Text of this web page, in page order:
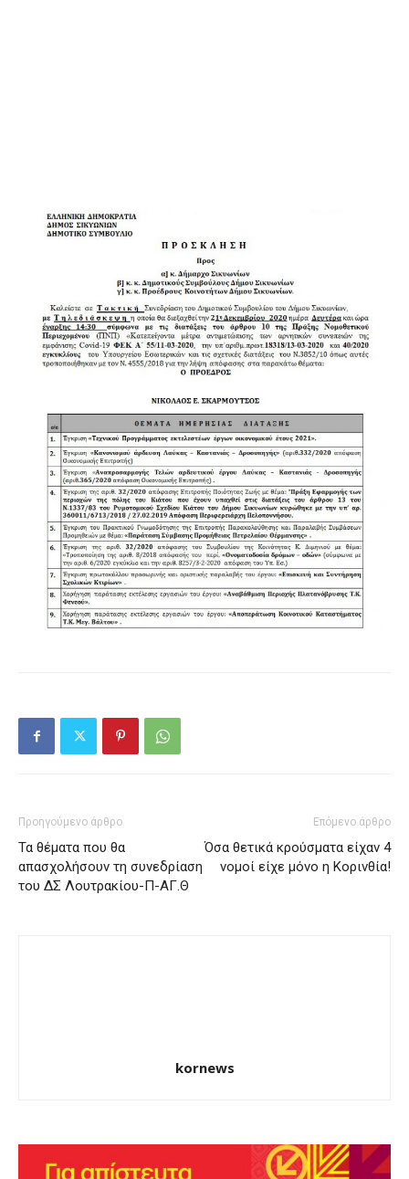
Προηγούμενο άρθρο
Τα θέματα που θα
απασχολήσουν τη συνεδρίαση
του ΔΣ Λουτρακίου-Π-ΑΓ.Θ
Επόμενο άρθρο
Όσα θετικά κρούσματα είχαν 4
νομοί είχε μόνο η Κορινθία!
kornews